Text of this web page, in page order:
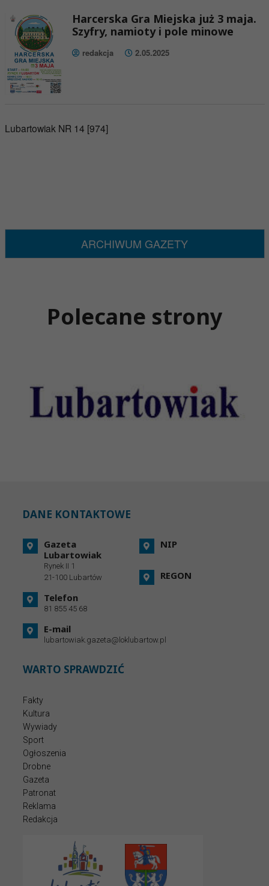
Harcerska Gra Miejska już 3 maja.
Szyfry, namioty i pole minowe
redakcja 2.05.2025
Lubartowiak NR 14 [974]
ARCHIWUM GAZETY
Polecane strony
DANE KONTAKTOWE
Gazeta
Lubartowiak
Rynek II 1
21-100 Lubartów
Telefon
81 855 45 68
E-mail
lubartowiak.gazeta@loklubartow.pl
NIP
REGON
WARTO SPRAWDZIĆ
Fakty
Kultura
Wywiady
Sport
Ogłoszenia
Drobne
Gazeta
Patronat
Reklama
Redakcja